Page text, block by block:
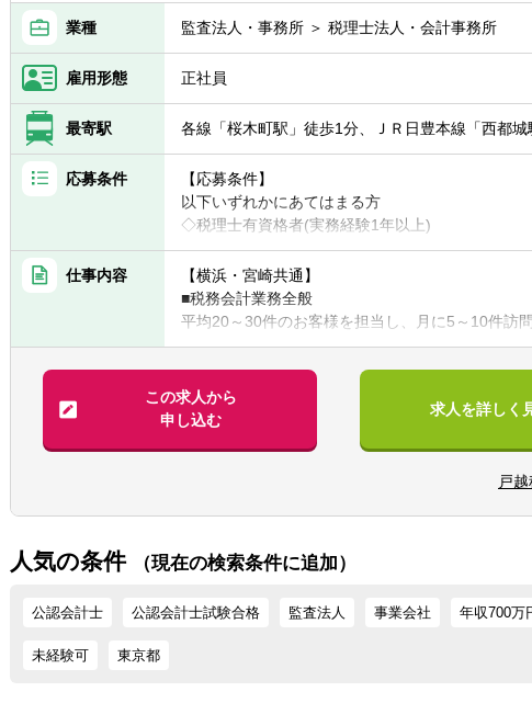
業種 監査法人・事務所 ＞ 税理士法人・会計事務所
雇用形態 正社員
最寄駅 各線「桜木町駅」徒歩1分、ＪＲ日豊本線「西都
応募条件
【応募条件】
以下いずれかにあてはまる方
◇税理士有資格者(実務経験1年以上)
◇公認会計士試験合格の方
※普通自動車第一種運転免許は必須となります。
◎お客様との一つひとつのコミュニケーションを大
◎協調性がある方
仕事内容
【横浜・宮崎共通】
■税務会計業務全般
平均20～30件のお客様を担当し、月に5～10件訪問
・データ入力
・決算業務
・給与計算
・巡回監査
相続税も年に数件お問合わせがあり、チャレンジ
■場所：宮崎県都城市姫城町4-1 都城証拠会議所2
・顧客対応が中心の業務となるため、コミュニケ
この求人から
申し込む
求人を詳しく
戸
人気の条件 （現在の検索条件に追加）
公認会計士 公認会計士試験合格 監査法人 事業会社 年収700万
未経験可 東京都